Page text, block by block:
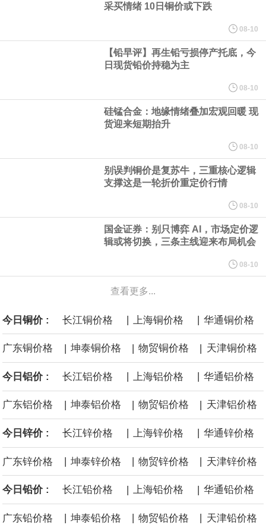
划，完善上下游开发利用体系，提升跨区域协同保障能力。持续推
进山西、蒙西、蒙东、陕北、新疆煤炭供应保障基地建设，高标准
规划建设一批大型现代化煤矿，提升规模化集约化开发水平，2030
年，五大煤炭供应保障基地产量占全国比重超80%。东中部地区统
筹本地区用能需求，合理控制开发节奏，根据资源条件加强评估论
证，适度建设接续煤矿。
国家发展改革委、国家能源局印发《煤炭工业发展“十五五”规划》。
其中提到，提高资源开发准入标准。坚持先立后破，统筹煤矿关闭
退出与区域供应保障，按照市场化法治化原则，推动落后产能煤矿
有序退出。西部地区优化生产结构，加快淘汰技术装备差、与生态
敏感区重叠煤矿。东中部地区稳妥推进灾害严重不能有效治理、资
源枯竭煤矿退出，妥善做好遗留问题处置和职工安置。西南、东北
等地区因地制宜设置政策标准，合理引导资源条件差、安全保障程
度低的中小煤矿退出，运用政策引导、市场手段等加快推动长期停
产停建煤矿应退尽退。
伦敦金属交易所(LME)：镍库存持平。
采买情绪 10日铜价或下跌
08-10
【铅早评】再生铅亏损停产托底，今
日现货铅价持稳为主
08-10
硅锰合金：地缘情绪叠加宏观回暖 现
货迎来短期抬升
08-10
别误判铜价是复苏牛，三重核心逻辑
支撑这是一轮折价重定价行情
08-10
国金证券：别只博弈 AI，市场定价逻
辑或将切换，三条主线迎来布局机会
08-10
查看更多...
今日铜价 : 长江铜价格 | 上海铜价格 | 华通铜价格
广东铜价格 | 坤泰铜价格 | 物贸铜价格 | 天津铜价格
今日铝价 : 长江铝价格 上海铝价格 华通铝价格
广东铝价格 | 坤泰铝价格 | 物贸铝价格 | 天津铝价格
今日锌价 : 长江锌价格 上海锌价格 华通锌价格
广东锌价格 | 坤泰锌价格 | 物贸锌价格 | 天津锌价格
今日铅价 : 长江铅价格 | 上海铅价格 | 华通铅价格
广东铅价格 坤泰铅价格 物贸铅价格 天津铅价格